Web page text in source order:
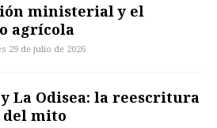
ministerial y el
agrícola
29 de julio de 2026
La Odisea: la reescritura
mito